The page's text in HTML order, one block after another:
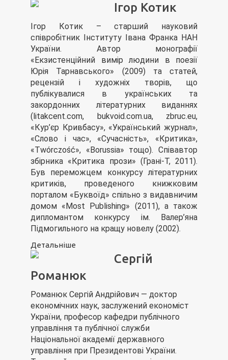
Ігор Котик
Ігор Котик – старший науковий
співробітник Інституту Івана Франка НАН
України. Автор монографії
«Екзистенційний вимір людини в поезії
Юрія Тарнавського» (2009) та статей,
рецензій і художніх творів, що
публікувалися в українських та
закордонних літературних виданнях
(litakcent.com, bukvoid.com.ua, zbruc.eu,
«Кур’єр Кривбасу», «Український журнал»,
«Слово і час», «Сучасність», «Критика»,
«Twórczość», «Borussia» тощо). Співавтор
збірника «Критика прози» (Грані-Т, 2011).
Був переможцем конкурсу літературних
критиків, проведеного книжковим
порталом «Буквоїд» спільно з видавничим
домом «Most Publishing» (2011), а також
дипломантом конкурсу ім. Валер’яна
Підмогильного на кращу новелу (2002).
Детальніше
Сергій
Романюк
Романюк Сергій Андрійович — доктор
економічних наук, заслужений економіст
України, професор кафедри публічного
управління та публічної служби
Національної академії державного
управління при Президентові України.